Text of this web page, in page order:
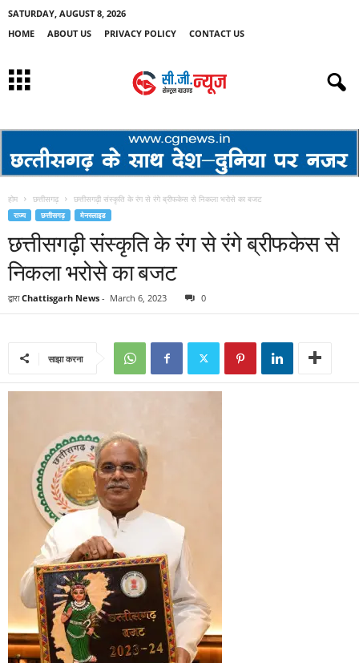
SATURDAY, AUGUST 8, 2026
HOME
ABOUT US PRIVACY POLICY CONTACT US
होम छत्तीसगढ़ छत्तीसगढ़ी संस्कृति के रंग से रंगे ब्रीफकेस से निकला भरोसे का बजट
राज्य छत्तीसगढ़ मेनस्लाइड
छत्तीसगढ़ी संस्कृति के रंग से रंगे ब्रीफकेस से
निकला भरोसे का बजट
द्वारा Chattisgarh News - March 6, 2023 0
साझा करना